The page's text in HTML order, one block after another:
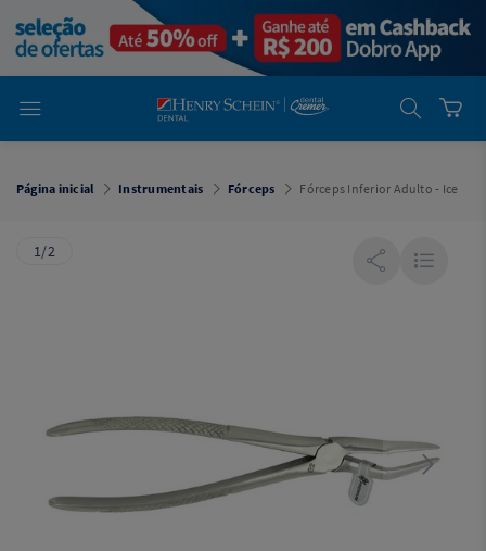
Dental
Cremer -
Henry Schein
Laboratório
Laboratório
Cremer -
Dental
Página inicial Instrumentais Fórceps Fórceps Inferior Adulto - Ice
1/2